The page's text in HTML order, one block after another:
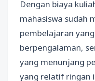
Dengan biaya
mahasiswa sudah
pembelajaran
berpengalaman,
yang menunjang
yang relatif ringan